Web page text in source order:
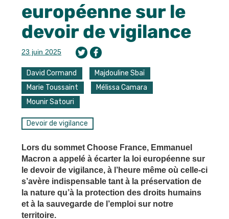
européenne sur le
devoir de vigilance
23 juin 2025
David Cormand
Majdouline Sbaï
Marie Toussaint
Mélissa Camara
Mounir Satouri
Devoir de vigilance
Lors du sommet Choose France, Emmanuel
Macron a appelé à écarter la loi européenne sur
le devoir de vigilance, à l’heure même où celle-ci
s’avère indispensable tant à la préservation de
la nature qu’à la protection des droits humains
et à la sauvegarde de l’emploi sur notre
territoire.